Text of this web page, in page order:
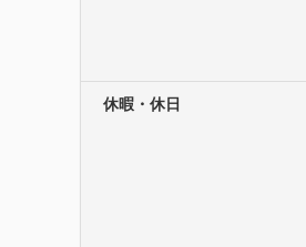
休暇・休日